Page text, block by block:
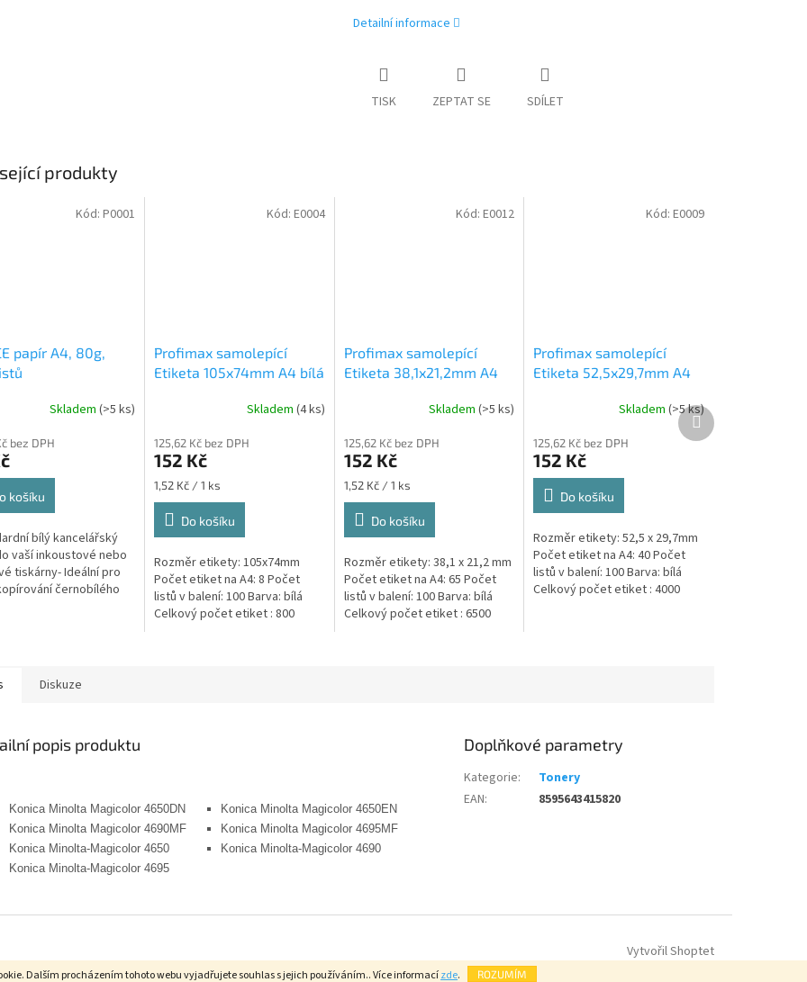
Dalším procházením tohoto webu vyjadřujete souhlas s jejich používáním.. Více informacízde. ROZUMÍM
Detailní informace
TISK ZEPTAT SE SDÍLET
produkty
papír A4, 80g,
Skladem (>5 ks)
bez DPH
košíku
bílý kancelářský
vaší inkoustové nebo
tiskárny- Ideální pro
černobílého
Kód: P0001
Profimax samolepící
Etiketa 105x74mm A4 bílá
Profimax samolepící
krabici
Skladem (4 ks)
125,62 Kč bez DPH
152 Kč
Měrná
cena:
1,52 Kč / 1 ks
Do košíku
Rozměr etikety: 105x74mm
Počet etiket na A4: 8 Počet
listů v balení: 100 Barva: bílá
Celkový počet etiket : 800
Kód: E0004
Profimax samolepící
Etiketa 38,1x21,2mm A4
Skladem(>5 ks)
125,62 Kč bez DPH
152 Kč
Měrná
cena:
1,52 Kč / 1 ks
Do košíku
Rozměr etikety: 38,1 x 21,2 mm
Počet etiket na A4: 65 Počet
listů v balení: 100 Barva: bílá
Celkový počet etiket : 6500
Kód:E0012
Profimax samolepící
Etiketa 52,5x29,7mm A4
Profimax samolepící
listů v krabici
Skladem (>5 ks)
125,62 Kč bez DPH
152 Kč
Do košíku
Rozměr etikety: 52,5 x 29,7mm
Počet etiket na A4: 40 Počet
listů v balení: 100 Barva: bílá
Celkový počet etiket : 4000
Kód: E0009
Další
produkt
Diskuze
popis produktu
Konica Minolta Magicolor 4650DN
Konica Minolta Magicolor 4650EN
Konica Minolta Magicolor 4690MF
Konica Minolta Magicolor 4695MF
Konica Minolta-Magicolor 4650
Konica Minolta-Magicolor 4690
Konica Minolta-Magicolor 4695
Doplňkové parametry
Kategorie:
Tonery
EAN: 8595643415820
Vytvořil Shoptet